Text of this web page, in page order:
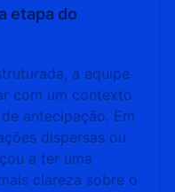
etapa do
a equipe
com um contexto
antecipação. Em
dispersas ou
a ter uma
clareza sobre o